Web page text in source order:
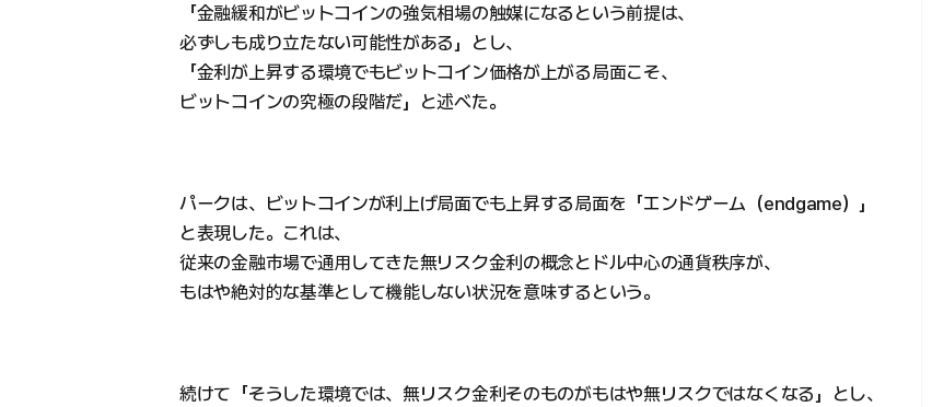
「金融緩和がビットコインの強気相場の触媒になるという前提は、
必ずしも成り立たない可能性がある」とし、
「金利が上昇する環境でもビットコイン価格が上がる局面こそ、
ビットコインの究極の段階だ」と述べた。
パークは、ビットコインが利上げ局面でも上昇する局面を「エンドゲーム（endgame）」
と表現した。これは、
従来の金融市場で通用してきた無リスク金利の概念とドル中心の通貨秩序が、
もはや絶対的な基準として機能しない状況を意味するという。
続けて「そうした環境では、無リスク金利そのものがもはや無リスクではなくなる」とし、